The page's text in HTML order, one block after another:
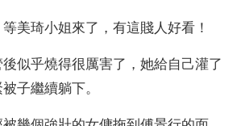
美琦小姐來了，有這賤人好看！
似乎燒得很厲害了，她給自己灌了
子繼續躺下。